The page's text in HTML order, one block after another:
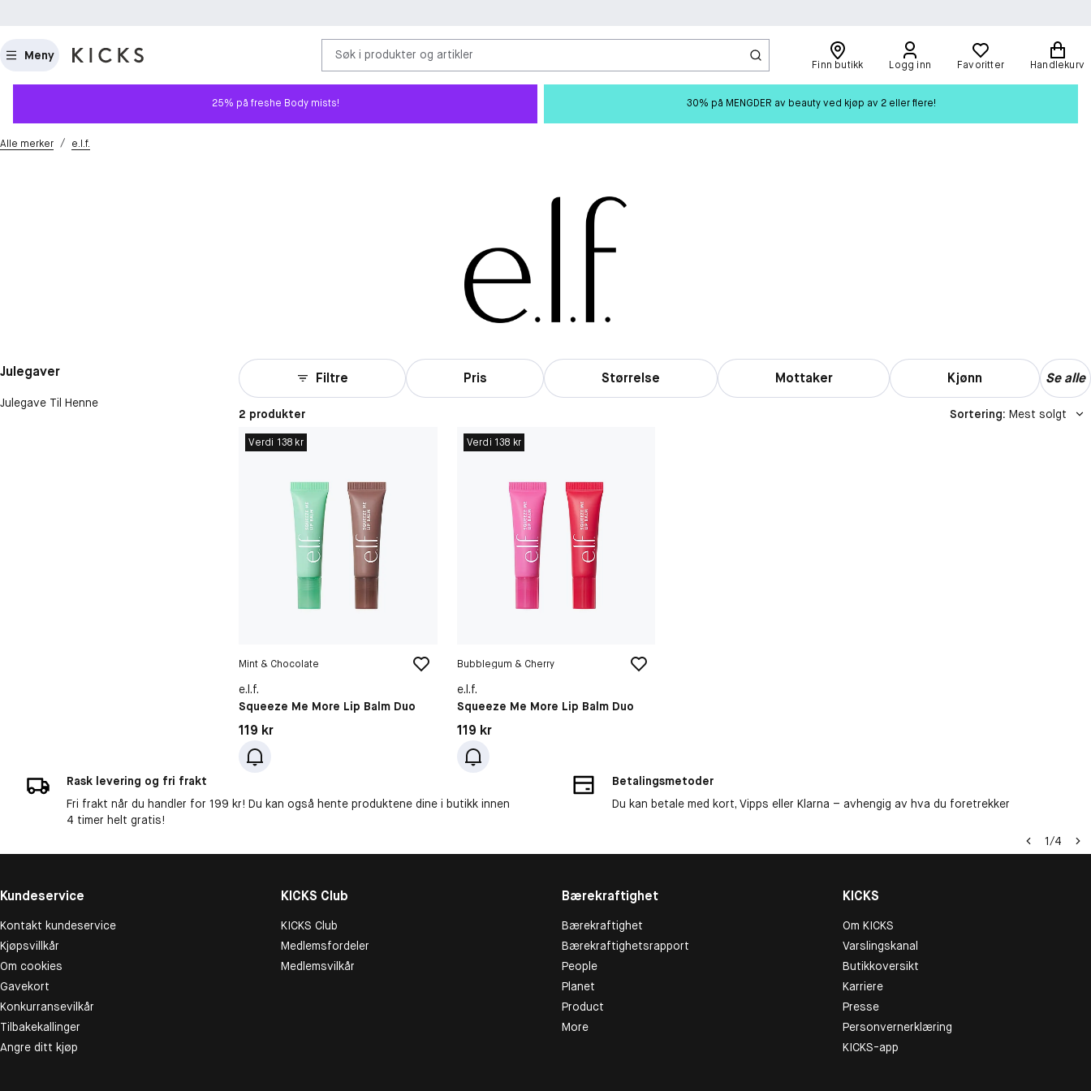
Meny Søk i produkter og artikler
Finn butikk Logg inn Favoritter Handlekurv
25% på freshe Body mists! 30% på MENGDER av beauty ved kjøp av 2 eller flere!
Alle merker / e.l.f.
Julegaver
Julegave Til Henne
Filtre Pris Størrelse Mottaker Kjønn Se alle
2 produkter Sortering: Mest solgt
Verdi 138 kr
Mint & Chocolate
e.l.f.
Squeeze Me More Lip Balm Duo
Pris: 119 kr
119 kr
Verdi 138 kr
Bubblegum & Cherry
e.l.f.
Squeeze Me More Lip Balm Duo
Pris: 119 kr
119 kr
Rask levering og fri frakt
Fri frakt når du handler for 199 kr! Du kan også hente produktene dine i butikk innen
4 timer helt gratis!
Betalingsmetoder
Du kan betale med kort, Vipps eller Klarna – avhengig av hva du foretrekker
1/4
Kundeservice
Kontakt kundeservice
Kjøpsvillkår
Om cookies
Gavekort
Konkurransevilkår
Tilbakekallinger
Angre ditt kjøp
KICKS Club
KICKS Club
Medlemsfordeler
Medlemsvilkår
Bærekraftighet
Bærekraftighet
Bærekraftighetsrapport
People
Planet
Product
More
KICKS
Om KICKS
Varslingskanal
Butikkoversikt
Karriere
Presse
Personvernerklæring
KICKS-app